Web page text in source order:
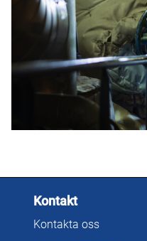
Kontakt
Kontakta oss